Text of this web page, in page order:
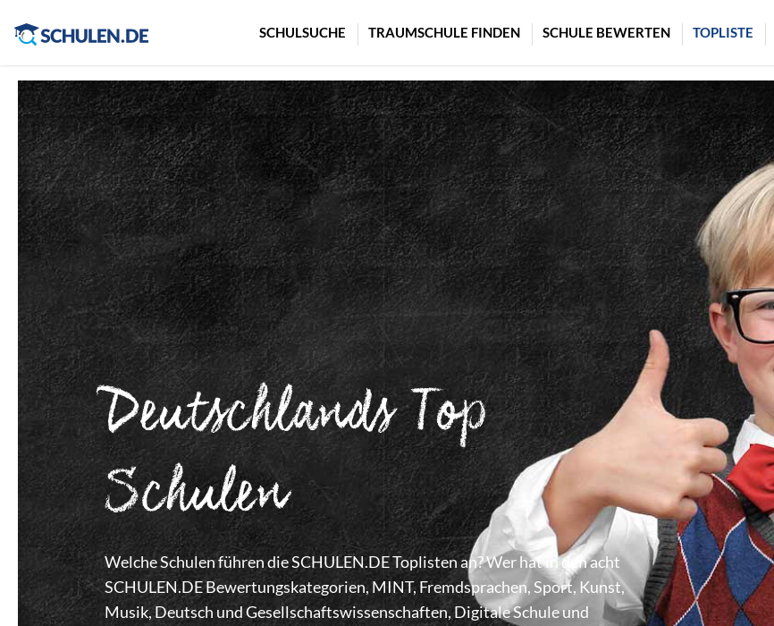
SCHULSUCHE TRAUMSCHULE FINDEN SCHULE BEWERTEN TOPLISTE
Deutschlands Top
Schulen
Welche Schulen führen die SCHULEN.DE Toplisten an? Wer hat in den acht
SCHULEN.DE Bewertungskategorien, MINT, Fremdsprachen, Sport, Kunst,
Musik, Deutsch und Gesellschaftswissenschaften, Digitale Schule und